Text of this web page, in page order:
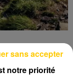
notre priorité
sans accepter